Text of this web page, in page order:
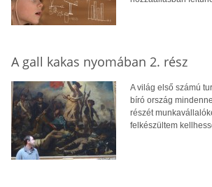
A gall kakas nyomában 2. rész
A világ első számú
bíró ország
részét
felkészültem